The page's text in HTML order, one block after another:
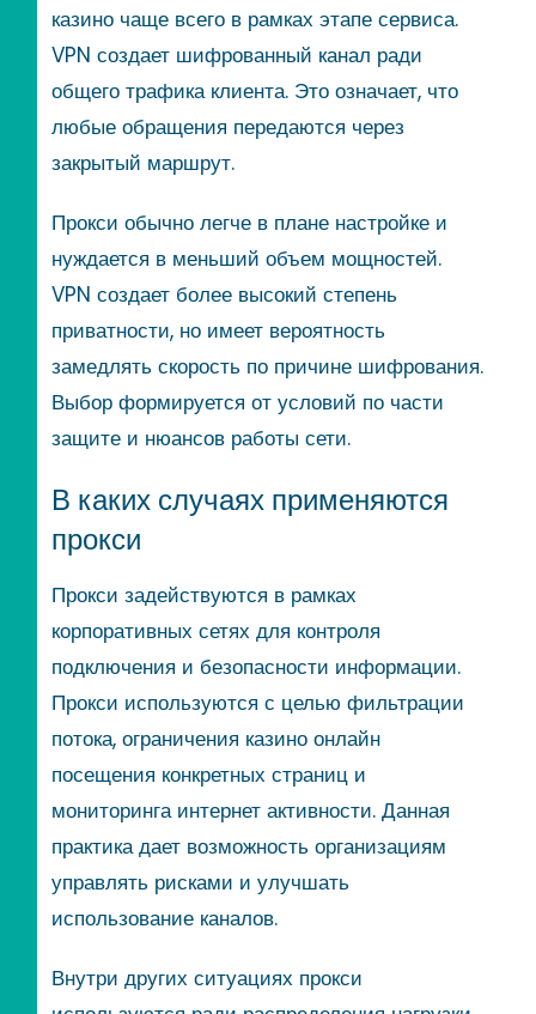
казино чаще всего в рамках этапе сервиса.
VPN создает шифрованный канал ради
общего трафика клиента. Это означает, что
любые обращения передаются через
закрытый маршрут.
Прокси обычно легче в плане настройке и
нуждается в меньший объем мощностей.
VPN создает более высокий степень
приватности, но имеет вероятность
замедлять скорость по причине шифрования.
Выбор формируется от условий по части
защите и нюансов работы сети.
В каких случаях применяются
прокси
Прокси задействуются в рамках
корпоративных сетях для контроля
подключения и безопасности информации.
Прокси используются с целью фильтрации
потока, ограничения казино онлайн
посещения конкретных страниц и
мониторинга интернет активности. Данная
практика дает возможность организациям
управлять рисками и улучшать
использование каналов.
Внутри других ситуациях прокси